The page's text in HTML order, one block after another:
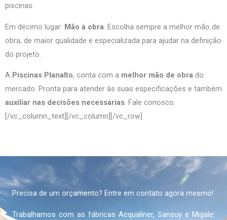
piscinas.
Em décimo lugar: Mão à obra. Escolha sempre a melhor mão de
obra, de maior qualidade e especializada para ajudar na definição
do projeto.
A Piscinas Planalto, conta com a melhor mão de obra do
mercado. Pronta para atender às suas especificações e também
auxiliar nas decisões necessárias. Fale conosco.
[/vc_column_text][/vc_column][/vc_row]
Precisa de um orçamento? Entre em contato agora mesmo!
Trabalhamos com as fábricas Acqualiner, Sansuy e Migale: